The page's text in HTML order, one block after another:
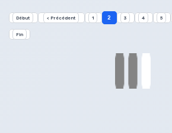
Début < Précédent 1 2 3 4 5
Fin